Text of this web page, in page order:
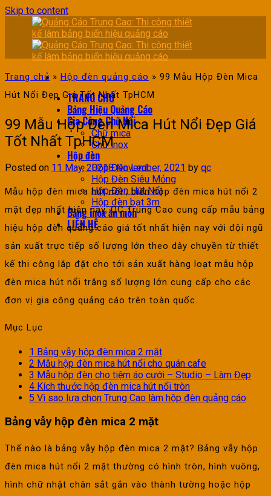
Skip to content
TRANG CHỦ
Bảng Hiệu Quảng Cáo
Gia Công Chữ Nổi
Chữ mica
Chữ inox
Hộp đèn
Hộp Đèn Led
Hộp Đèn Siêu Mỏng
Hộp Đèn Hút Nổi
Hộp đèn bạt 3m
Bảng inox ăn mòn
LIÊN HỆ
Trang chủ » Hộp đèn quảng cáo » 99 Mẫu Hộp Đèn Mica
Hút Nổi Đẹp Giá Tốt Nhất TpHCM
99 Mẫu Hộp Đèn Mica Hút Nổi Đẹp Giá
Tốt Nhất TpHCM
Posted on 11 May, 20218 November, 2021 by qc
Mẫu hộp đèn mica hút nổi , biển hộp đèn mica hút nổi 2
mặt đẹp nhất hiện nay, QC Trung Cao cung cấp mẫu bảng
hiệu hộp đèn quảng cáo giá tốt nhất hiện nay với đội ngũ
sản xuất trực tiếp số lượng lớn theo dây chuyền từ thiết
kế thi công lắp đặt cho tới sản xuất hàng loạt mẫu hộp
đèn mica hút nổi trắng số lượng lớn cung cấp cho các
đơn vị gia công quảng cáo trên toàn quốc.
Mục Lục
1 Bảng vẫy hộp đèn mica 2 mặt
2 Mẫu hộp đèn mica hút nổi cho quán cafe
3 Mẫu hộp đèn cho tiệm áo cưới – Studio – Làm Đẹp
4 Kích thước hộp đèn mica hút nổi tròn
5 Vì sao lựa chọn Trung Cao làm hộp đèn quảng cáo
Bảng vẫy hộp đèn mica 2 mặt
Thế nào là bảng vẫy hộp đèn mica 2 mặt? Bảng vẫy hộp
đèn mica hút nổi 2 mặt thường có hình tròn, hình vuông,
hình chữ nhật chân sắt gắn vào thành tường hoặc hộp